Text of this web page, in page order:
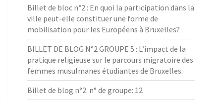
Billet de bloc n°2 : En quoi la participation dans la
ville peut-elle constituer une forme de
mobilisation pour les Européens à Bruxelles?
BILLET DE BLOG N°2 GROUPE 5 : L’impact de la
pratique religieuse sur le parcours migratoire des
femmes musulmanes étudiantes de Bruxelles.
Billet de blog n°2. n° de groupe: 12